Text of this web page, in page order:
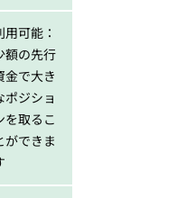
用可能：
額の先行
金で大き
ポジショ
を取るこ
ができま